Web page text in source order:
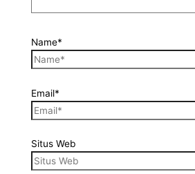
Name*
Email*
Situs Web